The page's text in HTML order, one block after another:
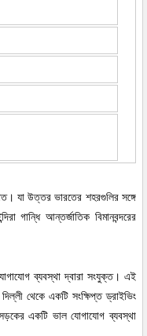
যা উত্তর ভারতের শহরগুলির সঙ্গে
গান্ধি আন্তর্জাতিক বিমানবন্দরের
ব্যবস্থা দ্বারা সংযুক্ত। এই
থেকে একটি সংক্ষিপ্ত ড্রাইভিং
একটি ভাল যোগাযোগ ব্যবস্থা